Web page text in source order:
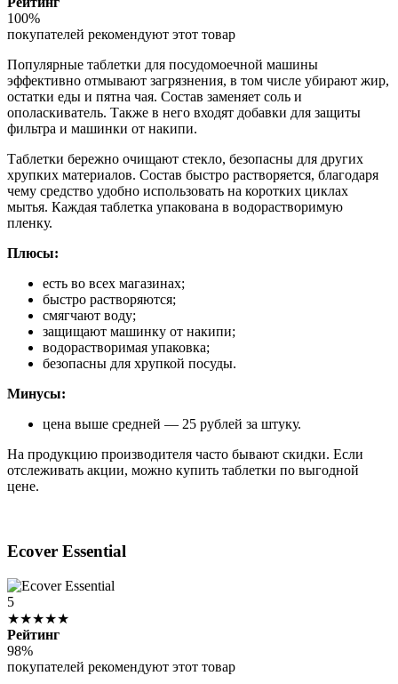
100%
покупателей рекомендуют этот товар
Популярные таблетки для посудомоечной машины
эффективно отмывают загрязнения, в том числе убирают жир,
остатки еды и пятна чая. Состав заменяет соль и
ополаскиватель. Также в него входят добавки для защиты
фильтра и машинки от накипи.
Таблетки бережно очищают стекло, безопасны для других
хрупких материалов. Состав быстро растворяется, благодаря
чему средство удобно использовать на коротких циклах
мытья. Каждая таблетка упакована в водорастворимую
пленку.
Плюсы:
есть во всех магазинах;
быстро растворяются;
смягчают воду;
защищают машинку от накипи;
водорастворимая упаковка;
безопасны для хрупкой посуды.
Минусы:
цена выше средней — 25 рублей за штуку.
На продукцию производителя часто бывают скидки. Если
отслеживать акции, можно купить таблетки по выгодной
цене.
Ecover Essential
5
★★★★★
Рейтинг
98%
покупателей рекомендуют этот товар